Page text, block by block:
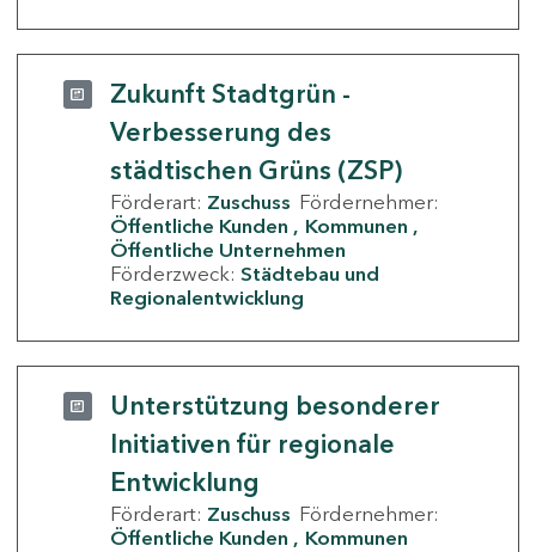
Zukunft Stadtgrün -
Verbesserung des
städtischen Grüns (ZSP)
Förderart: Zuschuss Fördernehmer:
Öffentliche Kunden
Kommunen
Öffentliche Unternehmen
Förderzweck: Städtebau und
Regionalentwicklung
Unterstützung besonderer
Initiativen für regionale
Entwicklung
Förderart: Zuschuss Fördernehmer:
Öffentliche Kunden
Kommunen